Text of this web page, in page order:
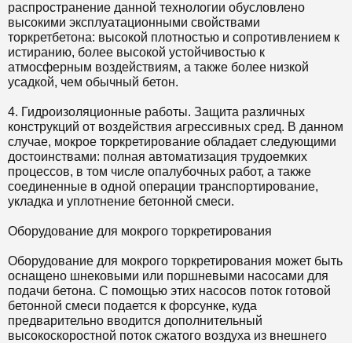
распространение данной технологии обусловлено
высокими эксплуатационными свойствами
торкретбетона: высокой плотностью и сопротивлением к
истиранию, более высокой устойчивостью к
атмосферным воздействиям, а также более низкой
усадкой, чем обычный бетон.
4. Гидроизоляционные работы. Защита различных
конструкций от воздействия агрессивных сред. В данном
случае, мокрое торкретирование обладает следующими
достоинствами: полная автоматизация трудоемких
процессов, в том числе опалубочных работ, а также
соединенные в одной операции транспортирование,
укладка и уплотнение бетонной смеси.
Оборудование для мокрого торкретирования
Оборудование для мокрого торкретирования может быть
оснащено шнековыми или поршневыми насосами для
подачи бетона. С помощью этих насосов поток готовой
бетонной смеси подается к форсунке, куда
предварительно вводится дополнительный
высокоскоростной поток сжатого воздуха из внешнего